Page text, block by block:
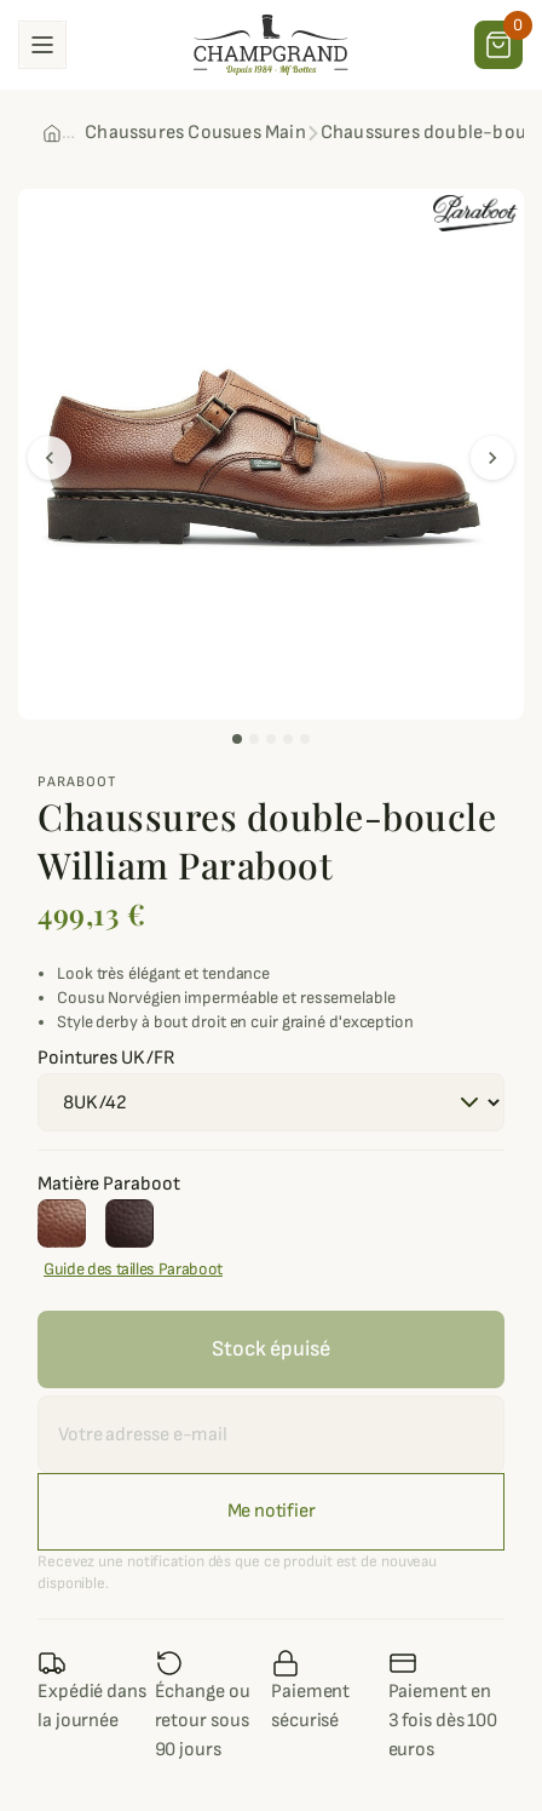
0
Chaussures Cousues Main Chaussures double-
chevron_left chevron_right
PARABOOT
Chaussures double-boucle
William Paraboot
499,13 €
Look très élégant et tendance
Cousu Norvégien imperméable et ressemelable
Style derby à bout droit en cuir grainé d'exception
Pointures UK/FR
Matière Paraboot
Guide des tailles Paraboot
Stock épuisé
Me notifier
Recevez une notification dès que ce produit est de nouveau
disponible.
Expédié dans
la journée
Échange ou
retour sous
90 jours
Paiement
sécurisé
Paiement en
3 fois dès 100
euros